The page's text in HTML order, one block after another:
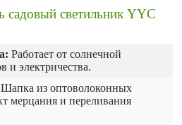
cадовый светильник YYC
Работает от солнечной
и электричества.
Шапка из оптоволоконных
мерцания и переливания